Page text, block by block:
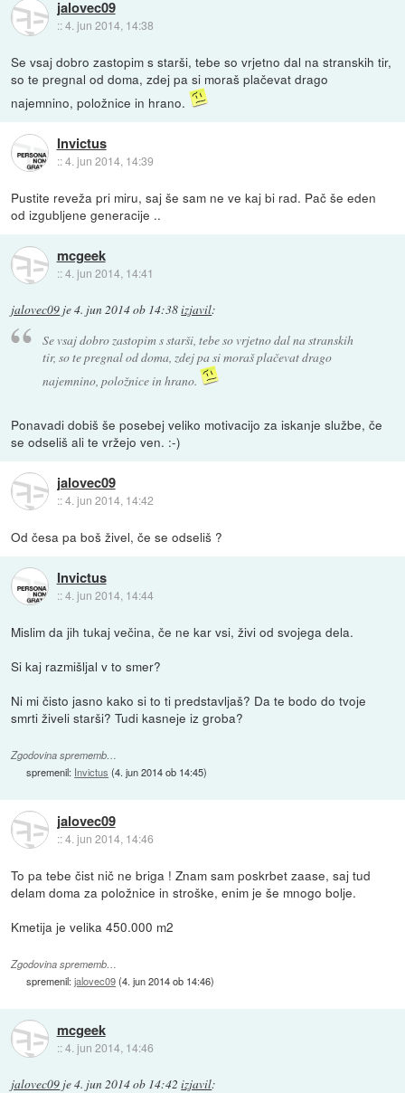
jalovec09
::4. jun 2014, 14:38
Se vsaj dobro zastopim s starši, tebe so vrjetno dal na stranskih tir,
so te pregnal od doma, zdej pa si moraš plačevat drago
najemnino, položnice in hrano.
Invictus
::4. jun 2014, 14:39
Pustite reveža pri miru, saj še sam ne ve kaj bi rad. Pač še eden
od izgubljene generacije ..
mcgeek
::4. jun 2014, 14:41
jalovec09 je4. jun 2014 ob 14:38izjavil:
Se vsaj dobro zastopim s starši, tebe so vrjetno dal na stranskih
tir, so te pregnal od doma, zdej pa si moraš plačevat drago
najemnino, položnice in hrano.
Ponavadi dobiš še posebej veliko motivacijo za iskanje službe, če
se odseliš ali te vržejo ven. :-)
jalovec09
::4. jun 2014, 14:42
Od česa pa boš živel, če se odseliš ?
Invictus
::4. jun 2014, 14:44
Mislim da jih tukaj večina, če ne kar vsi, živi od svojega dela.
Si kaj razmišljal v to smer?
Ni mi čisto jasno kako si to ti predstavljaš? Da te bodo do tvoje
smrti živeli starši? Tudi kasneje iz groba?
Zgodovina sprememb…
spremenil: Invictus (4. jun 2014 ob 14:45)
jalovec09
::4. jun 2014, 14:46
To pa tebe čist nič ne briga ! Znam sam poskrbet zaase, saj tud
delam doma za položnice in stroške, enim je še mnogo bolje.
Kmetija je velika 450.000 m2
Zgodovina sprememb…
spremenil:jalovec09(4. jun 2014 ob 14:46)
mcgeek
::4. jun 2014, 14:46
jalovec09 je4. jun 2014 ob 14:42 izjavil: